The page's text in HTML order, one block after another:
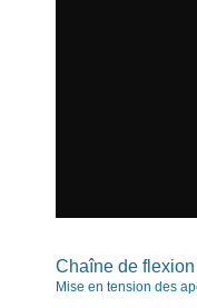
Chaîne de
Mise en tension des